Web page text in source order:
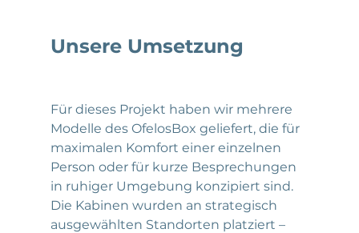
Unsere Umsetzung
Für dieses Projekt haben wir mehrere
Modelle des OfelosBox geliefert, die für
maximalen Komfort einer einzelnen
Person oder für kurze Besprechungen
in ruhiger Umgebung konzipiert sind.
Die Kabinen wurden an strategisch
ausgewählten Standorten platziert –